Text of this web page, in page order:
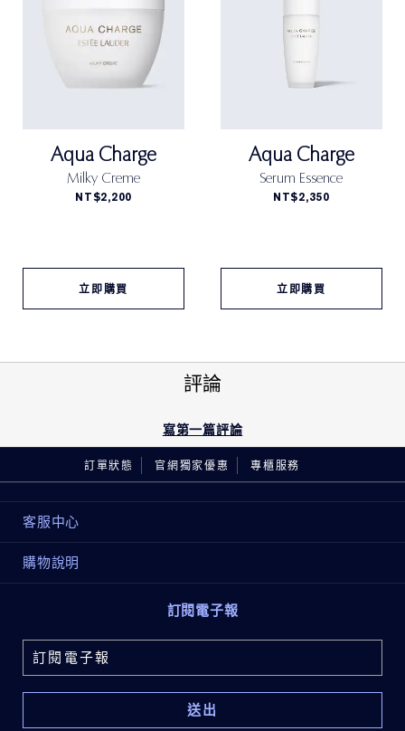
Aqua Charge
Milky Creme
NT$2,200
立即購買
Aqua Charge
Serum Essence
NT$2,350
立即購買
評論
寫第一篇評論
訂單狀態 官網獨家優惠 專櫃服務
客服中心
購物說明
訂閱電子報